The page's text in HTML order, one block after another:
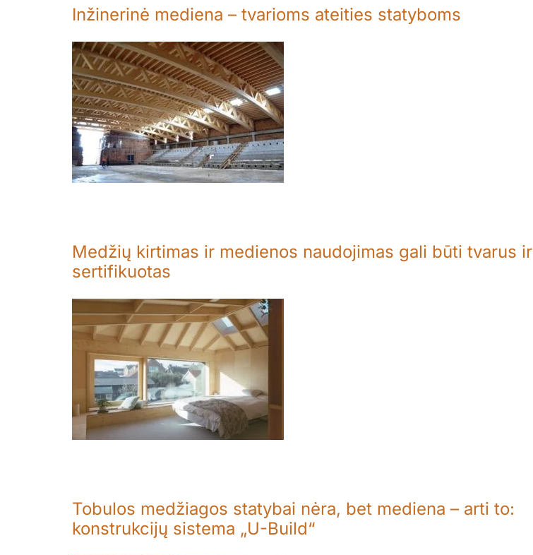
Inžinerinė mediena – tvarioms ateities statyboms
Medžių kirtimas ir medienos naudojimas gali būti tvarus ir
sertifikuotas
Tobulos medžiagos statybai nėra, bet mediena – arti to:
konstrukcijų sistema „U-Build“